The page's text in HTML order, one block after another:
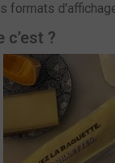
c’est ?